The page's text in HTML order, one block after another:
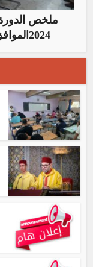
2024الموافق لـ 29 محرم 1446